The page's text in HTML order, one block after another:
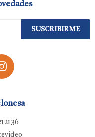
SUSCRIBIRME